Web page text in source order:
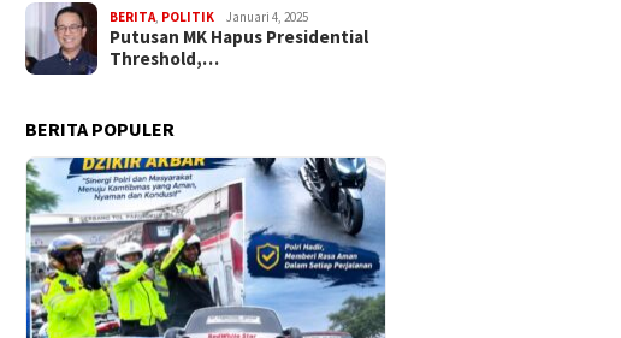
BERITA POLITIK Januari 4, 2025
Putusan MK Hapus Presidential
Threshold,…
BERITA POPULER